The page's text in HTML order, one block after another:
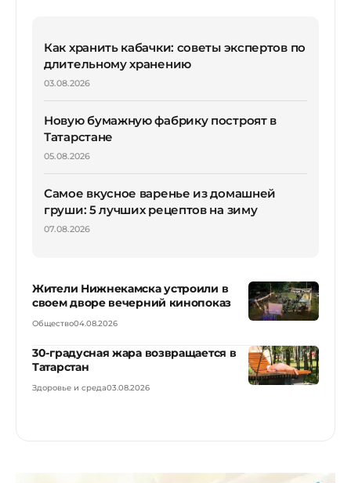
Как хранить кабачки: советы экспертов по
длительному хранению
03.08.2026
Новую бумажную фабрику построят в
Татарстане
05.08.2026
Самое вкусное варенье из домашней
груши: 5 лучших рецептов на зиму
07.08.2026
Жители Нижнекамска устроили в
своем дворе вечерний кинопоказ
Общество04.08.2026
30-градусная жара возвращается в
Татарстан
Здоровье и среда03.08.2026